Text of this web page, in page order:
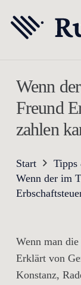
Wenn
Freund
zahlen
Start
Tipps
Wenn der im
Wenn man
Erklärt von
Konstanz,